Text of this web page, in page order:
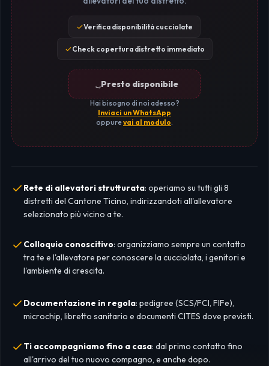
Verifica disponibilità cucciolate
Check copertura distretto immediato
Presto disponibile
Hai bisogno di noi adesso?
Inviaci un WhatsApp
oppurevai al modulo.
Rete di allevatori strutturata: operiamo su tutti gli 8
distretti del Cantone Ticino, indirizzandoti all'allevatore
selezionato più vicino a te.
Colloquio conoscitivo: organizziamo sempre un contatto
tra te e l'allevatore per conoscere la cucciolata, i genitori e
l'ambiente di crescita.
Documentazione in regola: pedigree (SCS/FCI, FIFe),
microchip, libretto sanitario e documenti CITES dove previsti.
Ti accompagniamo fino a casa: dal primo contatto fino
all'arrivo del tuo nuovo compagno, e anche dopo.